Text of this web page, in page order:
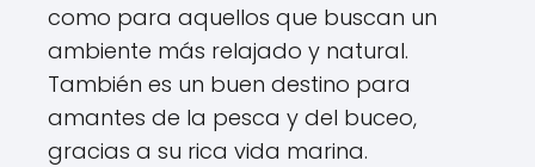
como para aquellos que buscan un
ambiente más relajado y natural.
También es un buen destino para
amantes de la pesca y del buceo,
gracias a su rica vida marina.